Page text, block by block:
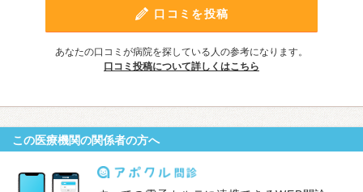
口コミを投稿
あなたの口コミが病院を探している人の参考になります。
口コミ投稿について詳しくはこちら
この医療機関の関係者の方へ